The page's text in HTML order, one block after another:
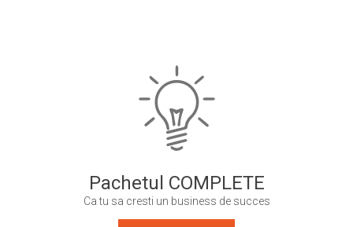
Pachetul COMPLETE
Ca tu sa cresti un business de succes